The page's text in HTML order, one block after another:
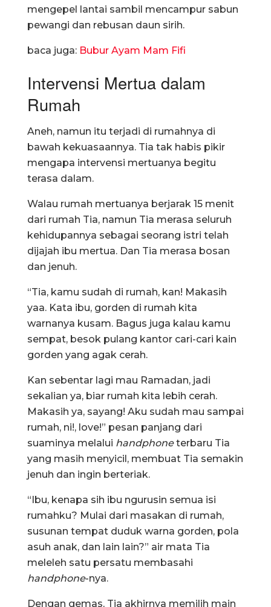
mengepel lantai sambil mencampur sabun
pewangi dan rebusan daun sirih.
baca juga: Bubur Ayam Mam Fifi
Intervensi Mertua dalam
Rumah
Aneh, namun itu terjadi di rumahnya di
bawah kekuasaannya. Tia tak habis pikir
mengapa intervensi mertuanya begitu
terasa dalam.
Walau rumah mertuanya berjarak 15 menit
dari rumah Tia, namun Tia merasa seluruh
kehidupannya sebagai seorang istri telah
dijajah ibu mertua. Dan Tia merasa bosan
dan jenuh.
“Tia, kamu sudah di rumah, kan! Makasih
yaa. Kata ibu, gorden di rumah kita
warnanya kusam. Bagus juga kalau kamu
sempat, besok pulang kantor cari-cari kain
gorden yang agak cerah.
Kan sebentar lagi mau Ramadan, jadi
sekalian ya, biar rumah kita lebih cerah.
Makasih ya, sayang! Aku sudah mau sampai
rumah, ni!, love!” pesan panjang dari
suaminya melalui handphoneterbaru Tia
yang masih menyicil, membuat Tia semakin
jenuh dan ingin berteriak.
“Ibu, kenapa sih ibu ngurusin semua isi
rumahku? Mulai dari masakan di rumah,
susunan tempat duduk warna gorden, pola
asuh anak, dan lain lain?” air mata Tia
meleleh satu persatu membasahi
handphone-nya.
Dengan gemas, Tia akhirnya memilih main